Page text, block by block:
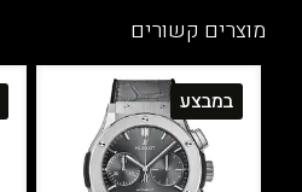
מוצרים קשורים
במבצע